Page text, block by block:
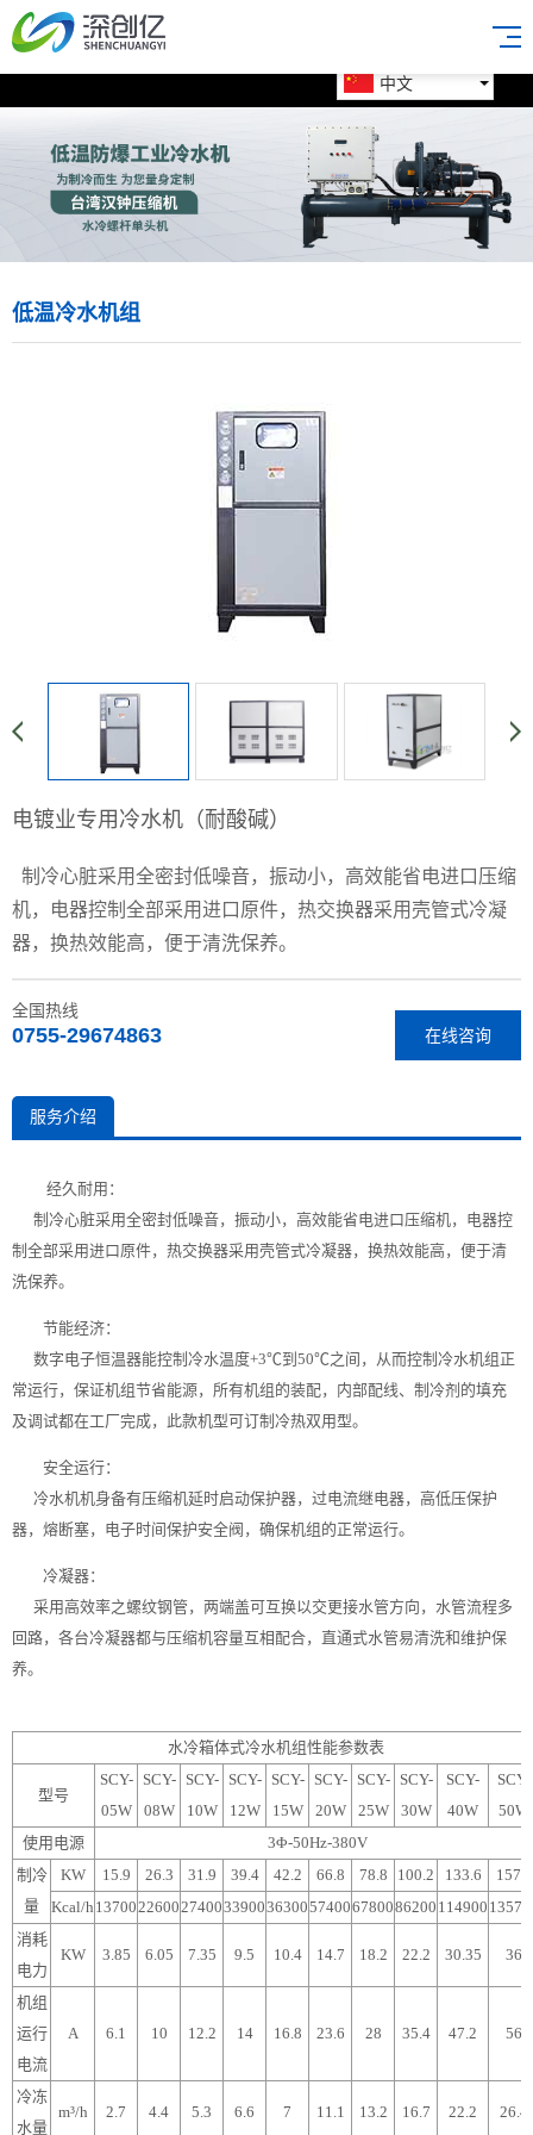
中文
低温冷水机组
电镀业专用冷水机（耐酸碱）
制冷心脏采用全密封低噪音，振动小，高效能省电进口压缩
机，电器控制全部采用进口原件，热交换器采用壳管式冷凝
器，换热效能高，便于清洗保养。
在线咨询
全国热线
0755-29674863
服务介绍
经久耐用：
制冷心脏采用全密封低噪音，振动小，高效能省电进口压缩机，电器控
制全部采用进口原件，热交换器采用壳管式冷凝器，换热效能高，便于清
洗保养。
节能经济：
数字电子恒温器能控制冷水温度+3℃到50℃之间，从而控制 冷水机组正
常运行，保证机组节省能源，所有机组的装配，内部配线、制冷剂的填充
及调试都在工厂完成，此款机型可订制冷热双用型。
安全运行：
冷水机机身备有压缩机延时启动保护器，过电流继电器，高低压保护
器，熔断塞，电子时间保护安全阀，确保机组的正常运行。
冷凝器：
采用高效率之螺纹钢管，两端盖可互换以交更接水管方向，水管流程多
回路，各台冷凝器都与压缩机容量互相配合，直通式水管易清洗和维护保
养。
水冷箱体式冷水机组性能参数表
型号
SCY-
05W
SCY-
08W
SCY-
10W
SCY-
12W
SCY-
15W
SCY-
20W
SCY-
25W
SCY-
30W
SCY-
40W
SCY-
50W
使用电源
3Φ-50Hz-380V
制冷
量
KW 15.9 26.3 31.9 39.4 42.2 66.8 78.8 100.2 133.6
157.6
Kcal/h 1370022600274003390036300574006780086200 114900
消耗
电力
KW 3.85 6.05 7.35 9.5 10.4 14.7 18.2 22.2 30.35 36
机组
运行
电流
A 6.1 10 12.2 14 16.8 23.6 28 35.4 47.2 56
冷冻
水量
m³/h 2.7 4.4 5.3 6.6 7 11.1 13.2 16.7 22.2 26.4